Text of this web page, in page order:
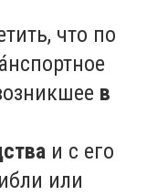
что по
в
и с его
или